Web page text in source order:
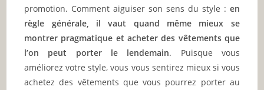
promotion. Comment aiguiser son sens du style : en
règle générale, il vaut quand même mieux se
montrer pragmatique et acheter des vêtements que
l’on peut porter le lendemain. Puisque vous
améliorez votre style, vous vous sentirez mieux si vous
achetez des vêtements que vous pourrez porter au